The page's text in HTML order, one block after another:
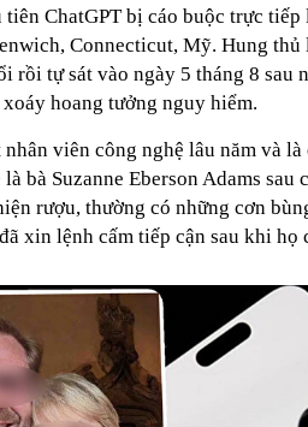
21:29
Chiếm đoạt 14 tỷ đồng bằng chiêu
21:29
4 vật vào nhà báo hiệu phong thủy
21:24
Làm việc với thuế và hải quan, Phó
doanh nghiệp ‘đi vòng’
nữ đồng nghiệp
tiên ChatGPT bị cáo buộc trực
Connecticut, Mỹ. Hung
rồi tự sát vào ngày 5 tháng 8
hoang tưởng nguy hiểm.
nhân viên công nghệ lâu năm và
bà Suzanne Eberson Adams
rượu, thường có những cơn
xin lệnh cấm tiếp cận sau khi họ